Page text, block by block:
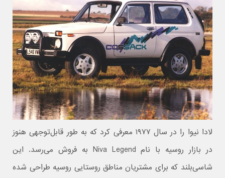
لادا نیوا را در سال ۱۹۷۷ معرفی کرد که به طور قابل‌توجهی هنوز
در بازار روسیه با نام Niva Legend به فروش می‌رسد. این
شاسی‌بلند که برای مشتریان مناطق روستایی روسیه طراحی شده